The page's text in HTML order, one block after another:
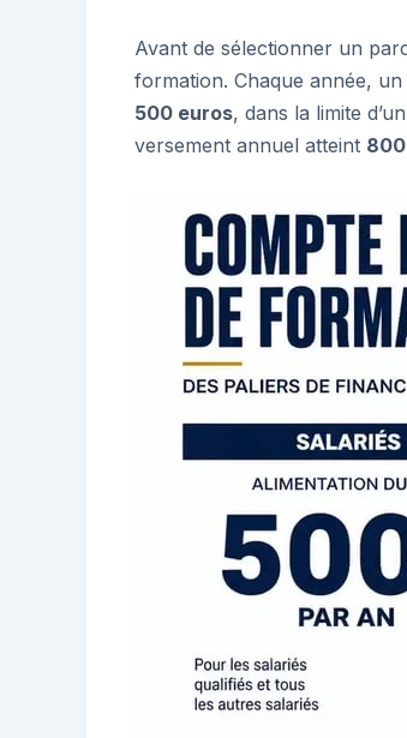
Avant de sélectionner un
formation. Chaque année,
500 euros, dans la limite
versement annuel atteint